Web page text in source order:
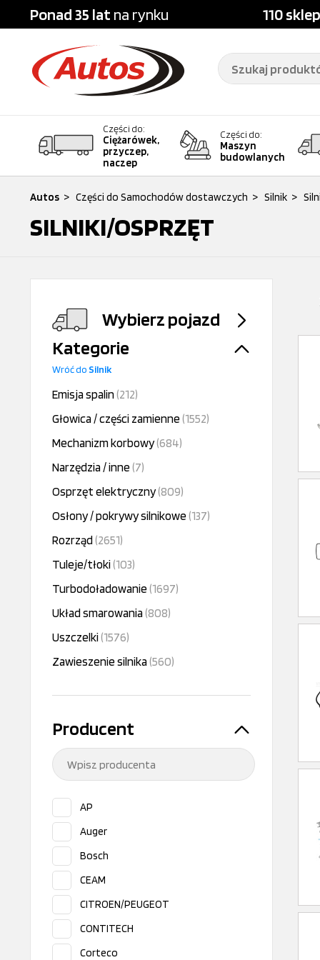
Ponad 35 lat na rynku 110
Części do:
Ciężarówek,
przyczep,
naczep
Części do:
Maszyn
budowlanych
Autos > Części do Samochodów dostawczych > Silnik >
SILNIKI/OSPRZĘT
Wybierz pojazd
Kategorie
Wróć do Silnik
Emisja spalin(212)
Głowica / części zamienne (1552)
Mechanizm korbowy(684)
Narzędzia / inne (7)
Osprzęt elektryczny(809)
Osłony / pokrywy silnikowe (137)
Rozrząd(2651)
Tuleje/tłoki(103)
Turbodoładowanie (1697)
Układ smarowania(808)
Uszczelki(1576)
Zawieszenie silnika(560)
Producent
AP
Auger
Bosch
CEAM
CITROEN/PEUGEOT
CONTITECH
Corteco